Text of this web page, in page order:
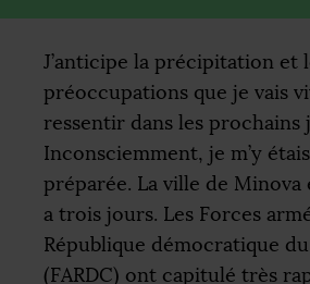
J’anticipe la précipitation et
préoccupations que je vais
ressentir dans les prochains
Inconsciemment, je m’y
préparée. La ville de Minova
a trois jours. Les Forces
République démocratique
(FARDC) ont capitulé très